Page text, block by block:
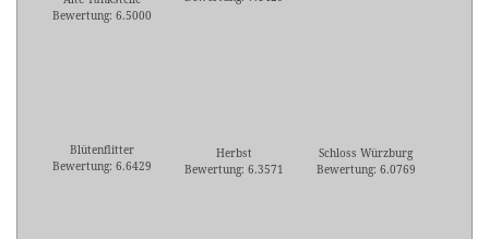
Bewertung: 6.5000
Blütenflitter
Bewertung: 6.6429
Herbst
Bewertung: 6.3571
Schloss Würzburg
Bewertung: 6.0769